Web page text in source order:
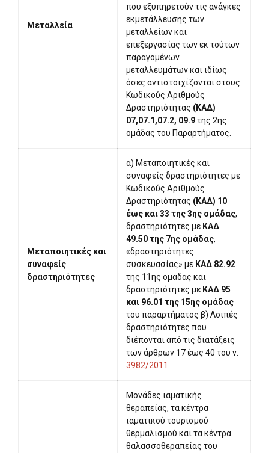
Μεταλλεία
που εξυπηρετούν τις ανάγκες
εκμετάλλευσης των
μεταλλείων και
επεξεργασίας των εκ τούτων
παραγομένων
μεταλλευμάτων και ιδίως
όσες αντιστοιχίζονται στους
Κωδικούς Αριθμούς
Δραστηριότητας (ΚΑΔ)
07,07.1,07.2, 09.9της 2ης
ομάδας του Παραρτήματος.
Μεταποιητικές και
συναφείς
δραστηριότητες
α) Μεταποιητικές και
συναφείς δραστηριότητες με
Κωδικούς Αριθμούς
Δραστηριότητας (ΚΑΔ) 10
έως και 33 της 3ης ομάδας,
δραστηριότητες με ΚΑΔ
49.50 της 7ης ομάδας,
«δραστηριότητες
συσκευασίας» με ΚΑΔ 82.92
της 11ης ομάδας και
δραστηριότητες με ΚΑΔ 95
και 96.01 της 15ης ομάδας
του παραρτήματος β) Λοιπές
δραστηριότητες που
διέπονται από τις διατάξεις
των άρθρων 17 έως 40 του ν.
3982/2011
Μονάδες ιαματικής
θεραπείας, τα κέντρα
ιαματικού τουρισμού
θερμαλισμού και τα κέντρα
θαλασσοθεραπείας του